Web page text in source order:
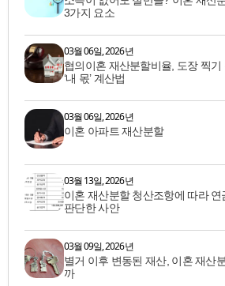
3가지 요소
03월 06일, 2026년
협의이혼 재산분할비율, 도장 찍
‘내 몫’ 계산법
03월 06일, 2026년
이혼 아파트 재산분할
03월 13일, 2026년
이혼 재산분할 청산조항에 따라
판단한 사안
03월 09일, 2026년
별거 이후 변동된 재산, 이혼 재산
까